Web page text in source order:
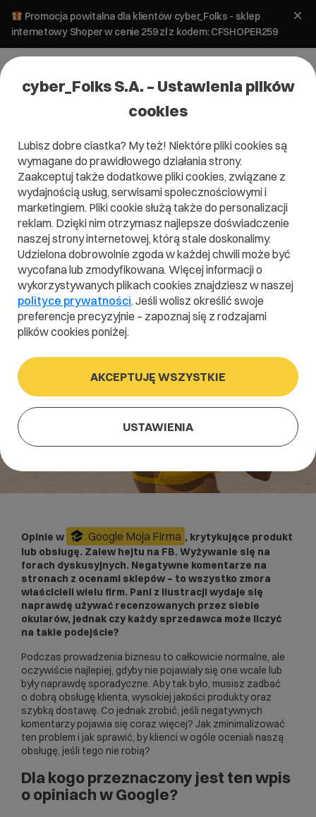
Promocja powitalna dla klientów cyber_Folks - sklep
internetowy Shoper w cenie 259 zł z kodem: CFSHOPER259
E-commerce E-marketing
Opinie w Google – jak mieć dobre i
prawdziwe?
13 kwietnia 2023 ok.13min
Opinie w Google Moja Firma , krytykujące produkt
lub obsługę. Zalew hejtu na FB. Wyżywanie się na
forach dyskusyjnych. Negatywne komentarze na
stronach z ocenami sklepów – to wszystko zmora
właścicieli wielu firm. Pani z ilustracji wydaje się
naprawdę używać recenzowanych przez siebie
okularów, jednak czy każdy sprzedawca może liczyć
na takie podejście?
Podczas prowadzenia biznesu to całkowicie normalne, ale
oczywiście najlepiej, gdyby nie pojawiały się one wcale lub
były naprawdę sporadyczne. Aby tak było, musisz zadbać
o dobrą obsługę klienta, wysokiej jakości produkty oraz
szybką dostawę. Co jednak zrobić, jeśli negatywnych
komentarzy pojawia się coraz więcej? Jak zminimalizować
ten problem i jak sprawić, by klienci w ogóle oceniali naszą
obsługę, jeśli tego nie robią?
Dla kogo przeznaczony jest ten wpis
o opiniach w Google?
cyber_Folks S.A. – Ustawienia plików
cookies
Lubisz dobre ciastka? My też! Niektóre pliki cookies są
wymagane do prawidłowego działania strony.
Zaakceptuj także dodatkowe pliki cookies, związane z
wydajnością usług, serwisami społecznościowymi i
marketingiem. Pliki cookie służą także do personalizacji
reklam. Dzięki nim otrzymasz najlepsze doświadczenie
naszej strony internetowej, którą stale doskonalimy.
Udzielona dobrowolnie zgoda w każdej chwili może być
wycofana lub zmodyfikowana. Więcej informacji o
wykorzystywanych plikach cookies znajdziesz w naszej
polityce prywatności. Jeśli wolisz określić swoje
preferencje precyzyjnie – zapoznaj się z rodzajami
plików cookies poniżej.
AKCEPTUJĘ WSZYSTKIE
USTAWIENIA